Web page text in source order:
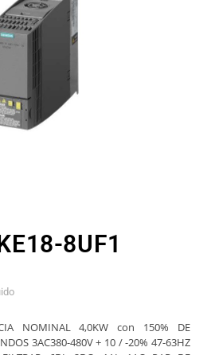
8UF1
NOMINAL 4,0KW con 150% DE
3AC380-480V + 10 / -20% 47-63HZ